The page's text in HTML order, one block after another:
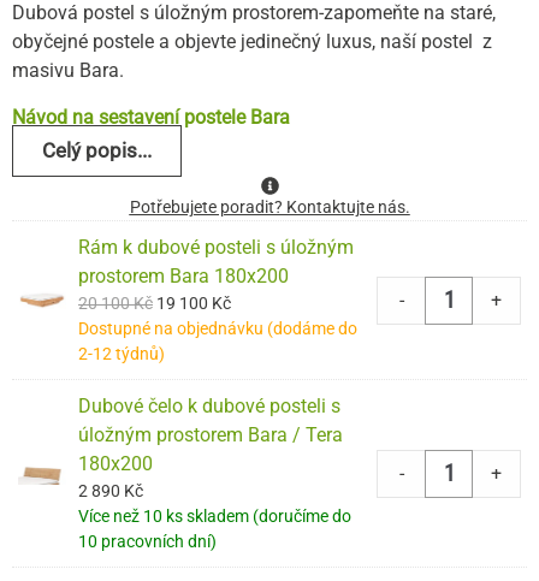
Dubová postel s úložným prostorem-zapomeňte na staré,
obyčejné postele a objevte jedinečný luxus, naší postel z
masivu Bara.
Návod na sestavení postele Bara
Celý popis...
Potřebujete poradit? Kontaktujte nás.
Rám k dubové posteli s úložným
prostorem Bara 180x200
20 100Kč 19 100 Kč
Dostupné na objednávku (dodáme do
2-12 týdnů)
- +
Dubové čelo k dubové posteli s
úložným prostorem Bara / Tera
180x200
2 890 Kč
Více než 10 ks skladem (doručíme do
10 pracovních dní)
- +